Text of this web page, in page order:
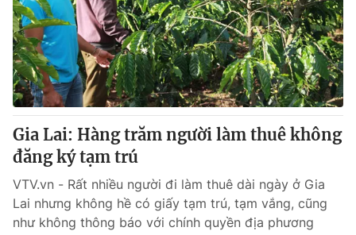
Gia Lai: Hàng trăm người làm thuê không
đăng ký tạm trú
VTV.vn - Rất nhiều người đi làm thuê dài ngày ở Gia
Lai nhưng không hề có giấy tạm trú, tạm vắng, cũng
như không thông báo với chính quyền địa phương